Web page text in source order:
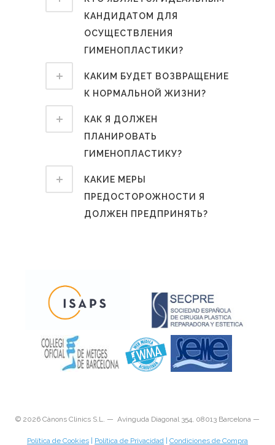
КАНДИДАТОМ ДЛЯ
ОСУЩЕСТВЛЕНИЯ
ГИМЕНОПЛАСТИКИ?
КАКИМ БУДЕТ ВОЗВРАЩЕНИЕ
К НОРМАЛЬНОЙ ЖИЗНИ?
КАК Я ДОЛЖЕН
ПЛАНИРОВАТЬ
ГИМЕНОПЛАСТИКУ?
КАКИЕ МЕРЫ
ПРЕДОСТОРОЖНОСТИ Я
ДОЛЖЕН ПРЕДПРИНЯТЬ?
© 2026 Cànons Clinics S.L. — Avinguda Diagonal 354, 08013 Barcelona —
Política de Cookies Política de Privacidad Condiciones de Compra